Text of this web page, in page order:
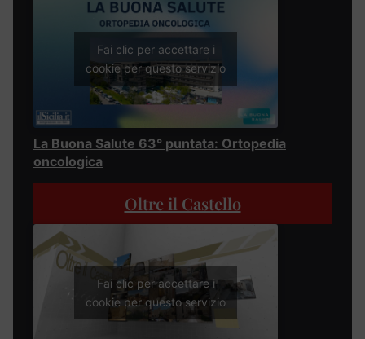
Fai clic per accettare i
cookie per questo servizio
La Buona Salute 63° puntata: Ortopedia
oncologica
Oltre il Castello
Fai clic per accettare i
cookie per questo servizio